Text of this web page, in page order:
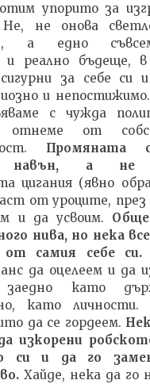
упорито за
Не, не онова
а едно
и реално бъдеще,
за себе си
и
с чужда
от
Промяната
навън, а не
цигания (явно
от уроците,
и да усвоим.
нива, но нека
от самия себе си.
да оцелеем и да
като
като
да се гордеем.
изкорени
си и да го
Хайде, нека да го